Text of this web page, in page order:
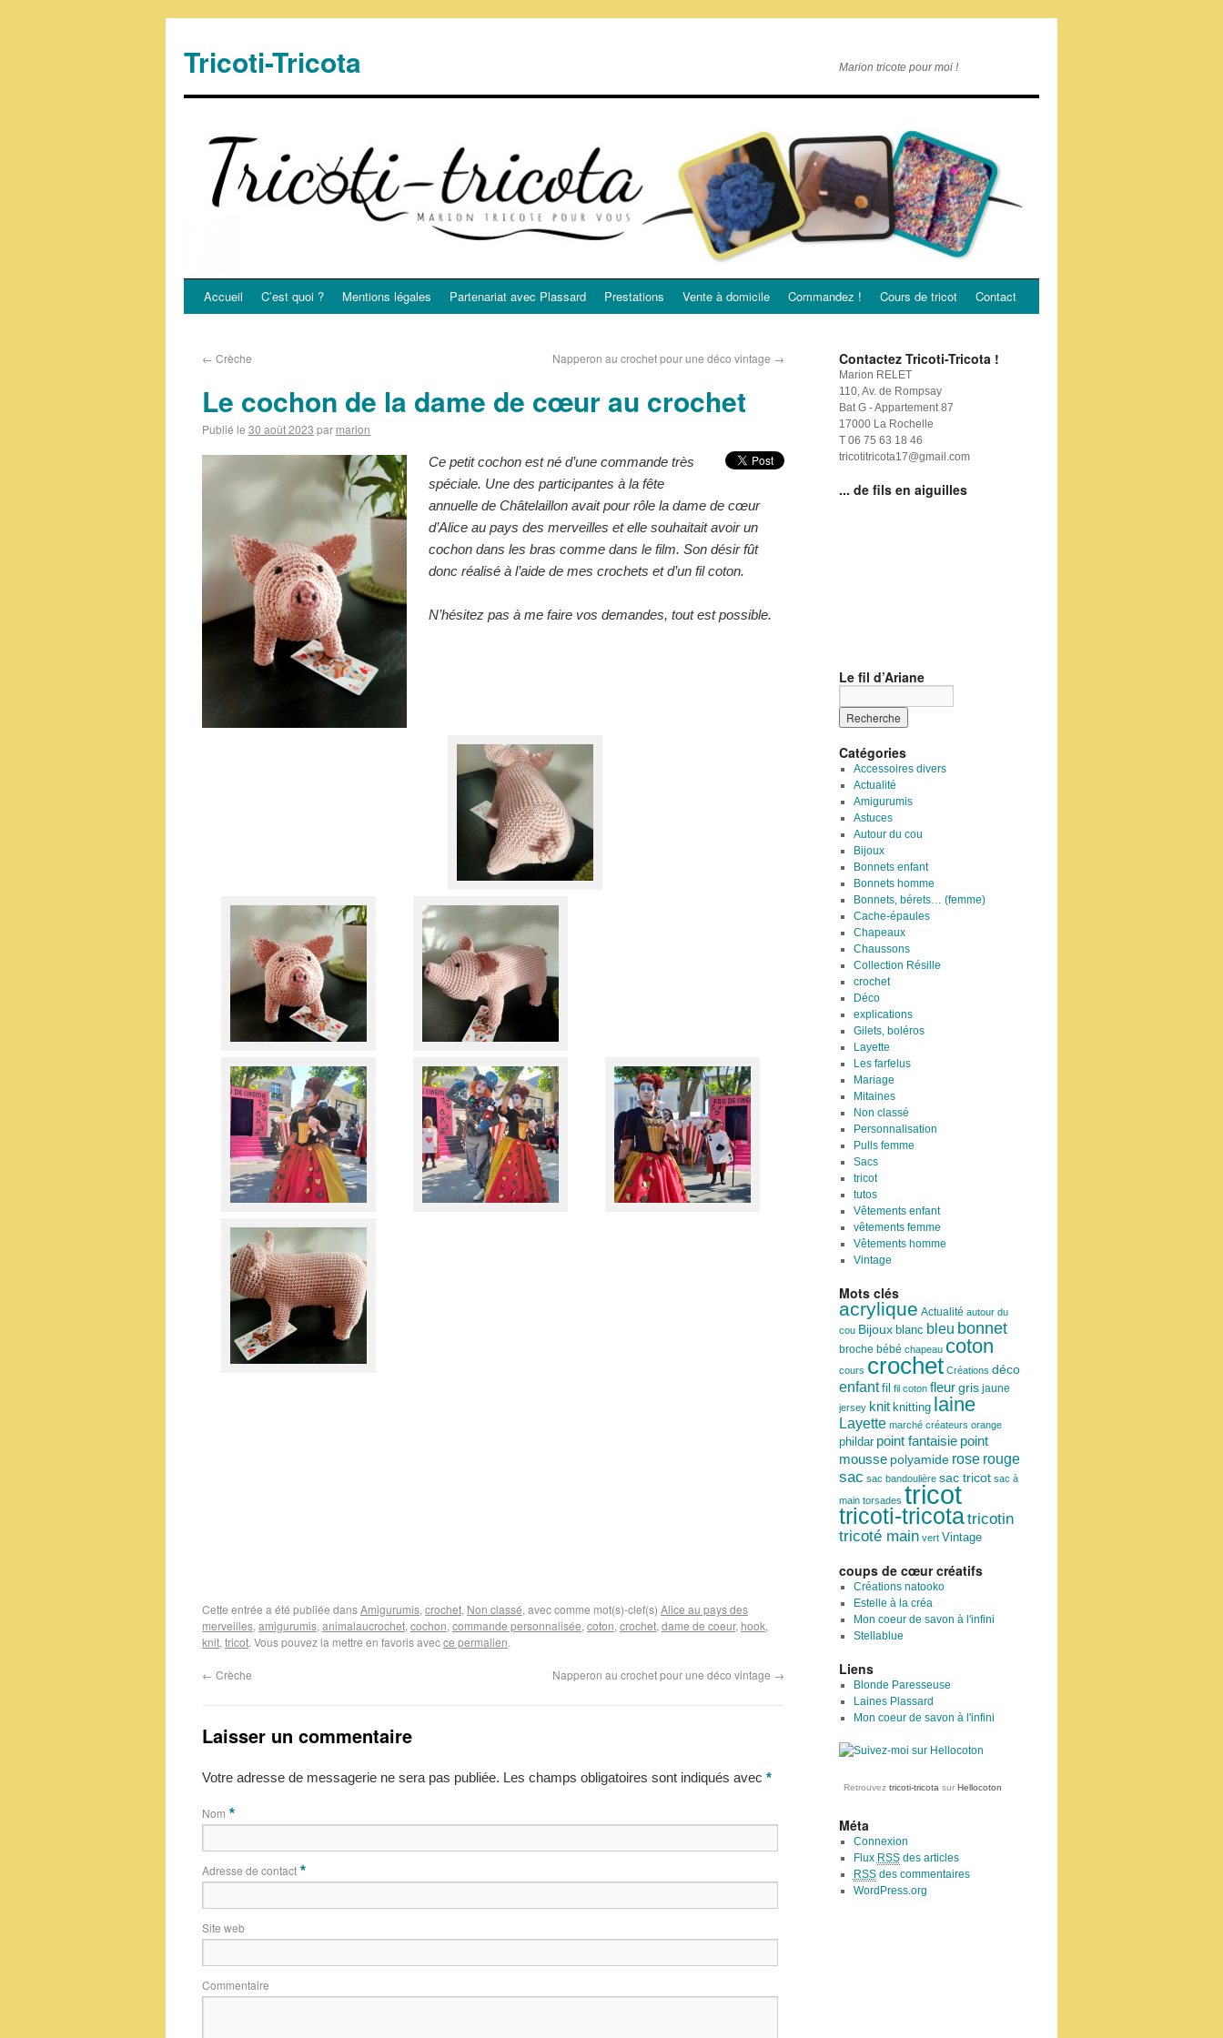
Tricoti-Tricota Marion tricote pour moi !
Accueil C’est quoi ? Mentions légales Partenariat avec Plassard Prestations Vente à domicile Commandez ! Cours de tricot Contact
← Crèche Napperon au crochet pour une déco vintage →
Le cochon de la dame de cœur au crochet
Publié le 30 août 2023 par marion
Ce petit cochon est né d’une commande très
spéciale. Une des participantes à la fête
annuelle de Châtelaillon avait pour rôle la dame de cœur
d’Alice au pays des merveilles et elle souhaitait avoir un
cochon dans les bras comme dans le film. Son désir fût
donc réalisé à l’aide de mes crochets et d’un fil coton.
N’hésitez pas à me faire vos demandes, tout est possible.
Cette entrée a été publiée dansAmigurumis, crochet, Non classé, avec comme mot(s)-clef(s) Alice au pays des
merveilles, amigurumis, animalaucrochet, cochon, commande personnalisée, coton, crochet, dame de coeur, hook,
knit, tricot. Vous pouvez la mettre en favoris avecce permalien.
← Crèche Napperon au crochet pour une déco vintage →
Laisser un commentaire
Votre adresse de messagerie ne sera pas publiée. Les champs obligatoires sont indiqués avec *
Nom *
Adresse de contact *
Site web
Commentaire
Contactez Tricoti-Tricota !
Marion RELET
110, Av. de Rompsay
Bat G - Appartement 87
17000 La Rochelle
T 06 75 63 18 46
tricotitricota17@gmail.com
... de fils en aiguilles
Le fil d’Ariane
Catégories
Accessoires divers
Actualité
Amigurumis
Astuces
Autour du cou
Bijoux
Bonnets enfant
Bonnets homme
Bonnets, bérets… (femme)
Cache-épaules
Chapeaux
Chaussons
Collection Résille
crochet
Déco
explications
Gilets, boléros
Layette
Les farfelus
Mariage
Mitaines
Non classé
Personnalisation
Pulls femme
Sacs
tricot
tutos
Vêtements enfant
vêtements femme
Vêtements homme
Vintage
Mots clés
acrylique Actualité autour du
cou Bijoux blanc bleu bonnet
broche bébé chapeau coton
cours crochet Créations déco
enfant fil fil coton fleur gris jaune
jersey knit knitting laine
Layette marché créateurs orange
phildar point fantaisie point
mousse polyamide rose rouge
sac sac bandoulière sac tricot sac à
main torsades tricot
tricoti-tricotatricotin
tricoté main vert Vintage
coups de cœur créatifs
Créations natooko
Estelle à la créa
Mon coeur de savon à l'infini
Stellablue
Liens
Blonde Paresseuse
Laines Plassard
Mon coeur de savon à l'infini
Retrouvez tricoti-tricota sur Hellocoton
Méta
Connexion
Flux RSSdes articles
RSSdes commentaires
WordPress.org